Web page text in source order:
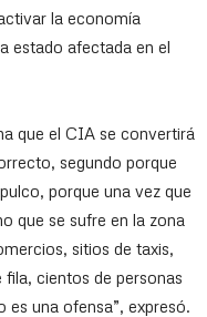
la economía
estado afectada en el
que el CIA se convertirá
segundo porque
porque una vez que
que se sufre en la zona
sitios de taxis,
cientos de personas
es una ofensa”, expresó.